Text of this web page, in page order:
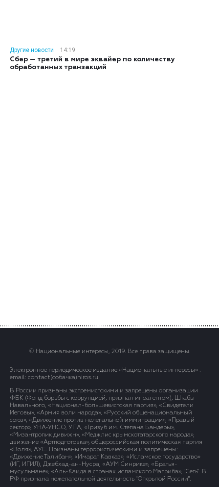
Другие новости
14:19
Сбер — третий в мире эквайер по количеству
обработанных транзакций
© Национальные интересы, 2019. Все права защищены.
Электронное периодическое издание «Национальные интересы» .
email: contact(сoбaчка)niros.ru
В России признаны экстремистскими и запрещены организации
ФБК (Фонд борьбы с коррупцией, признан иноагентом), Штабы
Навального, «Национал-большевистская партия», «Свидетели
Иеговы», «Армия воли народа», «Русский общенациональный
союз», «Движение против нелегальной иммиграции», «Правый
сектор», УНА-УНСО, УПА, «Тризуб им. Степана Бандеры»,
«Мизантропик дивижн», «Меджлис крымскотатарского народа»,
движение «Артподготовка», общероссийская политическая партия
«Воля», АУЕ. Признаны террористическими и запрещены:
«Движение Талибан», «Имарат Кавказ», «Исламское государство»
(ИГ, ИГИЛ), Джебхад-ан-Нусра, «АУМ Синрике», «Братья-
мусульмане», «Аль-Каида в странах исламского Магриба», "Сеть". В
РФ признана нежелательной деятельность "Открытой России".